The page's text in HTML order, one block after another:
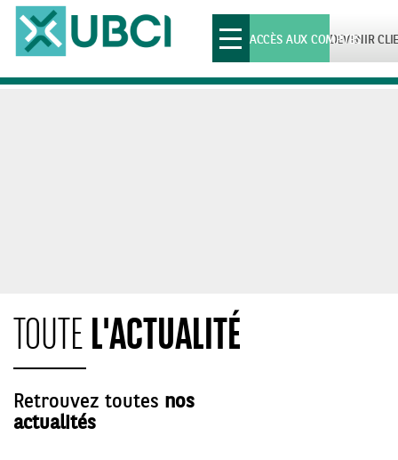
Toggle
navigationDEVENIR
ACCÈS AUX COMPTES
TOUTEL'ACTUALITÉ
Retrouvez toutes nos
actualités